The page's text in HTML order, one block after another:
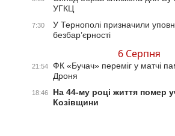
УГКЦ
7:30
У Тернополі призначили
безбар’єрності
6 Серпня
21:54
ФК «Бучач» переміг у матчі
Дроня
18:46
На 44-му році життя помер
Козівщини